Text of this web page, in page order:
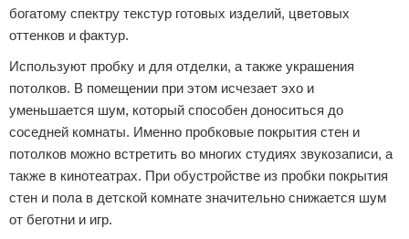
богатому спектру текстур готовых изделий, цветовых
оттенков и фактур.
Используют пробку и для отделки, а также украшения
потолков. В помещении при этом исчезает эхо и
уменьшается шум, который способен доноситься до
соседней комнаты. Именно пробковые покрытия стен и
потолков можно встретить во многих студиях звукозаписи, а
также в кинотеатрах. При обустройстве из пробки покрытия
стен и пола в детской комнате значительно снижается шум
от беготни и игр.